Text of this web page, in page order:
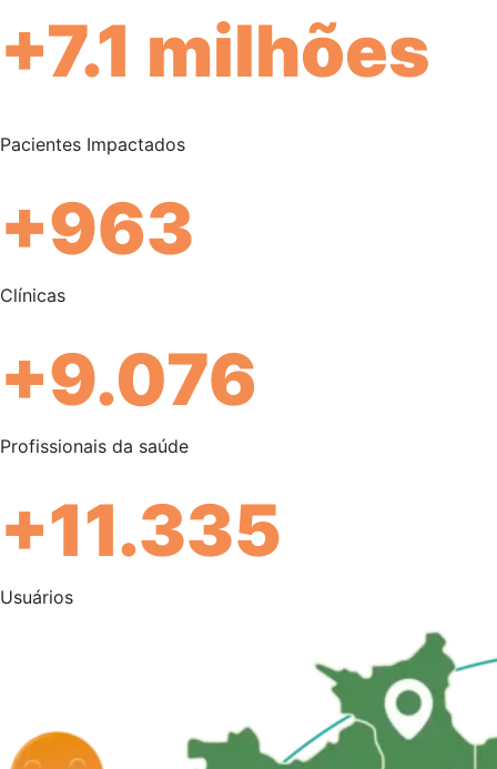
+7.1 milhões
Pacientes Impactados
+963
Clínicas
+9.076
Profissionais da saúde
+11.335
Usuários